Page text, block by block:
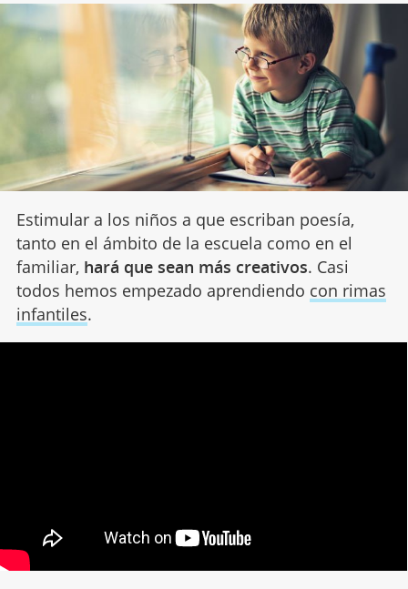
Estimular a los niños a que escriban poesía,
tanto en el ámbito de la escuela como en el
familiar, hará que sean más creativos. Casi
todos hemos empezado aprendiendo con rimas
infantiles.